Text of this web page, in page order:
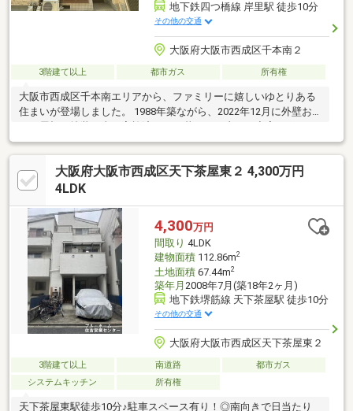
地下鉄四つ橋線 岸里駅 徒歩10分
その他の交通
大阪府大阪市西成区千本南２
3階建て以上 都市ガス 所有権
大阪市西成区千本南エリアから、ファミリーに嬉しいゆとりある
住まいが登場しました。 1988年築ながら、2022年12月に外壁お
ト千本小学校まで約60m（徒歩1分）、千本保育所まで約
150m（徒歩2分）と、小さなお子様がいるご家庭も安心の距離で
す 。広々とした4LDK：約12帖のLDKに加え、和室・洋室をバラン
スよく配置 。3路線利用可能な好アクセス：四つ橋線「岸里」
勤・通学に大変便利な立地です 。
大阪府大阪市西成区天下茶屋東２ 4,300万円
4LDK
4,300万円
間取り 4LDK
建物面積112.86m2
土地面積67.44m2
築年月 2008年7月(築18年2ヶ月)
地下鉄堺筋線 天下茶屋駅 徒歩10分
その他の交通
大阪府大阪市西成区天下茶屋東２
3階建て以上 南道路
都市ガス
システムキッチン
所有権
天下茶屋東駅徒歩10分♪駐車スペース有り！◎南向きで日当たり